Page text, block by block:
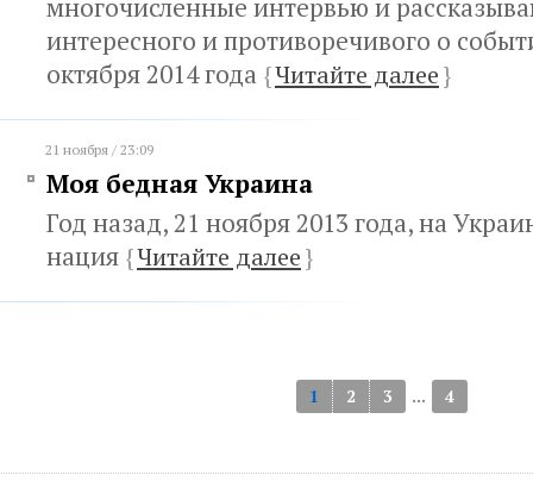
многочисленные интервью и
интересного и противоречивого о
октября 2014 года {Читайте далее}
21 ноября / 23:09
Моя бедная Украина
Год назад, 21 ноября 2013 года, на
нация {Читайте далее}
1 2 3 ... 4